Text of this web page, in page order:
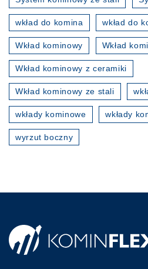
wkład do komina wkład do
Wkład kominowy Wkład
Wkład kominowy z ceramiki
Wkład kominowy ze stali
wkłady kominowe wkłady
wyrzut boczny